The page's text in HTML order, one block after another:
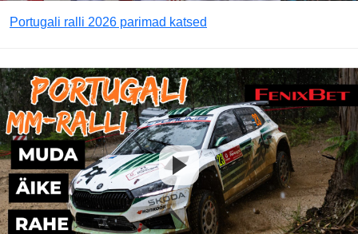
Portugali ralli 2026 parimad katsed